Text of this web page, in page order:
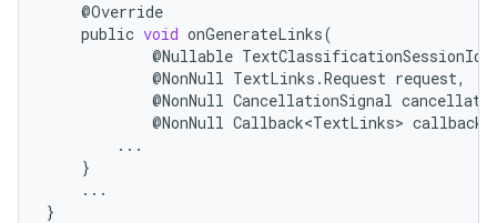
@Override
public void onGenerateLinks(
@Nullable TextClassificationSessionId
@NonNull TextLinks .Request request,
@NonNull CancellationSignal
@NonNull Callback<TextLinks> callback
...
}
...
}